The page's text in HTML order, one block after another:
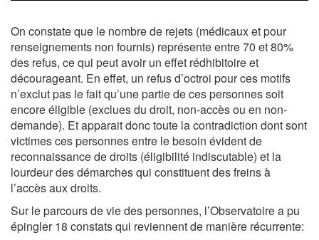
On constate que le nombre de rejets (médicaux et pour
renseignements non fournis) représente entre 70 et 80%
des refus, ce qui peut avoir un effet rédhibitoire et
décourageant. En effet, un refus d’octroi pour ces motifs
n’exclut pas le fait qu’une partie de ces personnes soit
encore éligible (exclues du droit, non-accès ou en non-
demande). Et apparait donc toute la contradiction dont sont
victimes ces personnes entre le besoin évident de
reconnaissance de droits (éligibilité indiscutable) et la
lourdeur des démarches qui constituent des freins à
l’accès aux droits.
Sur le parcours de vie des personnes, l’Observatoire a pu
épingler 18 constats qui reviennent de manière récurrente: